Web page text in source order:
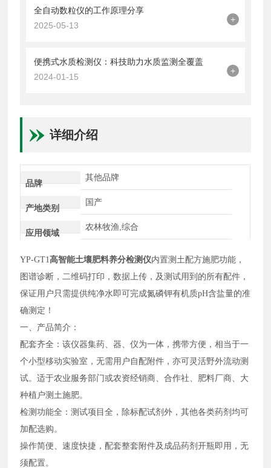
全自动数粒仪的工作原理分享
2025-05-13
+
便携式水质检测仪：科技助力水质监测全覆盖
2024-01-15
+
详细介绍
品牌
其他品牌
产地类别
国产
应用领域
农林牧渔,综合
YP-GT1高智能土壤肥料养分检测仪内置测土配方施肥功能，
图谱诊断，二维码打印，数据上传，及测试用到的所有配件，
保证用户只需提供纯净水即可完成氮磷钾有机质pH含盐量的准
确测定！
一、产品简介：
配套齐全：该仪器集药、器、仪为一体，携带方便，相当于一
个小型移动实验室，无需用户自配附件，亦可灵活野外流动测
试。适于农业服务部门或农资经销商、合作社、肥料厂商、大
种植户测土施肥。
检测功能全：测试项目全，除标配试剂外，其他各类药剂均可
加配选购。
操作简便、速度快捷，配套整套附件及成品药剂开瓶即用，无
须配置。